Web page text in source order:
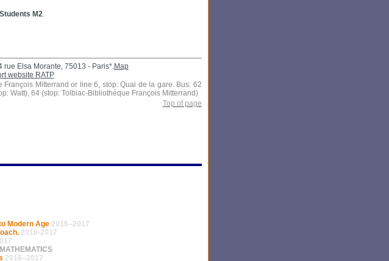
M2.
rue Elsa Morante, 75013 - Paris*.Map
website RATP
Mitterrand or line 6, stop: Quai de la gare. Bus: 62
Watt), 64 (stop: Tolbiac-Bibliothèque François Mitterrand)
Top of page
Modern Age 2016–2017
2016-2017
2016–2017